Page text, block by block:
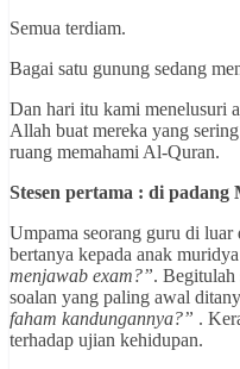
Semua terdiam.
Bagai satu gunung sedang
Dan hari itu kami menelusuri
Allah buat mereka yang
ruang memahami Al-Quran.
Stesen pertama : di padang
Umpama seorang guru di luar
bertanya kepada anak muridya
menjawab exam?”. Begitulah
soalan yang paling awal
faham kandungannya?” .
terhadap ujian kehidupan.